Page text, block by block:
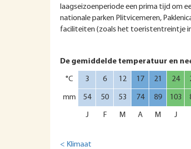
laagseizoenperiode een prima tijd om
nationale parken Plitvicemeren,
faciliteiten (zoals het toeristentreintje
De gemiddelde temperatuur en
°C 3 6 12 17 21 24
mm 54 50 53 74 89 103
J F M A M J
< Klimaat